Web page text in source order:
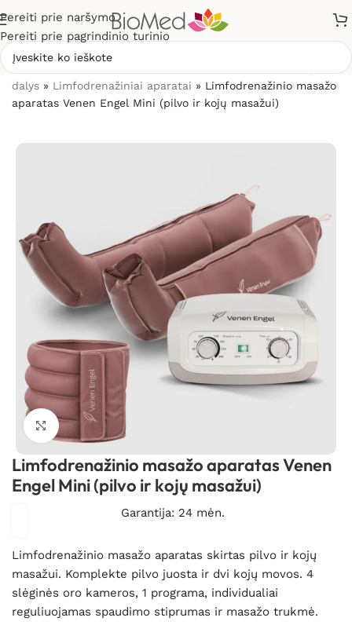
Pereiti prie naršymo
Pereiti prie pagrindinio turinio
dalys » Limfodrenažiniai aparatai » Limfodrenažinio masažo
aparatas Venen Engel Mini (pilvo ir kojų masažui)
Spustelėkite, kad padidintumėte
Limfodrenažinio masažo aparatas Venen
Engel Mini (pilvo ir kojų masažui)
Garantija: 24 mėn.
Limfodrenažinio masažo aparatas skirtas pilvo ir kojų
masažui. Komplekte pilvo juosta ir dvi kojų movos. 4
slėginės oro kameros, 1 programa, individualiai
reguliuojamas spaudimo stiprumas ir masažo trukmė.